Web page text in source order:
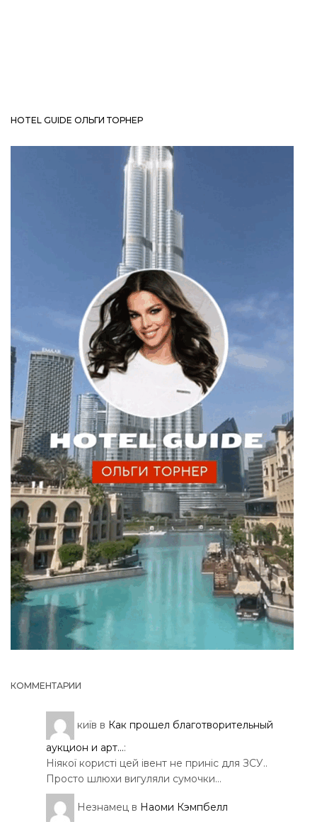
HOTEL GUIDE ОЛЬГИ ТОРНЕР
КОММЕНТАРИИ
київ в Как прошел благотворительный
аукцион и арт...:
Ніякої користі цей івент не приніс для ЗСУ..
Просто шлюхи вигуляли сумочки…
Незнамец в Наоми Кэмпбелл